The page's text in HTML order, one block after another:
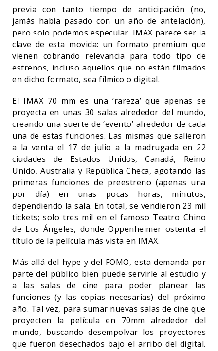
previa con tanto tiempo de anticipación (no,
jamás había pasado con un año de antelación),
pero solo podemos especular. IMAX parece ser la
clave de esta movida: un formato premium que
vienen cobrando relevancia para todo tipo de
estrenos, incluso aquellos que no están filmados
en dicho formato, sea fílmico o digital.
El IMAX 70 mm es una ‘rareza’ que apenas se
proyecta en unas 30 salas alrededor del mundo,
creando una suerte de ‘evento’ alrededor de cada
una de estas funciones. Las mismas que salieron
a la venta el 17 de julio a la madrugada en 22
ciudades de Estados Unidos, Canadá, Reino
Unido, Australia y República Checa, agotando las
primeras funciones de preestreno (apenas una
por día) en unas pocas horas, minutos,
dependiendo la sala. En total, se vendieron 23 mil
tickets; solo tres mil en el famoso Teatro Chino
de Los Ángeles, donde Oppenheimer ostenta el
título de la película más vista en IMAX.
Más allá del hype y del FOMO, esta demanda por
parte del público bien puede servirle al estudio y
a las salas de cine para poder planear las
funciones (y las copias necesarias) del próximo
año. Tal vez, para sumar nuevas salas de cine que
proyecten la película en 70mm alrededor del
mundo, buscando desempolvar los proyectores
que fueron desechados bajo el arribo del digital.